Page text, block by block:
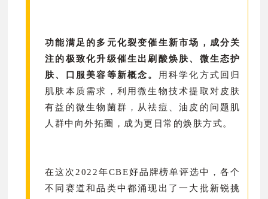
功能满足的多元化裂变催生新市场，成分关
注的极致化升级催生出刷酸焕肤、微生态护
肤、口服美容等新概念。 用科学化方式回归
肌肤本质需求，利用微生物技术提取对皮肤
有益的微生物菌群，从祛痘、油皮的问题肌
人群中向外拓圈，成为更日常的焕肤方式。
在这次2022年CBE好品牌榜单评选中，各个
不同赛道和品类中都涌现出了一大批新锐挑